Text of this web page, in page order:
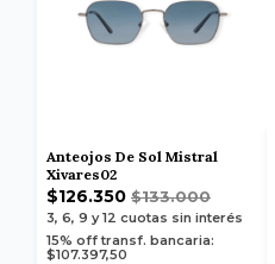
Anteojos De Sol Mistral
Xivares02
$126.350 $133.000
3, 6, 9 y 12 cuotas sin interés
15% off transf. bancaria:
$107.397,50